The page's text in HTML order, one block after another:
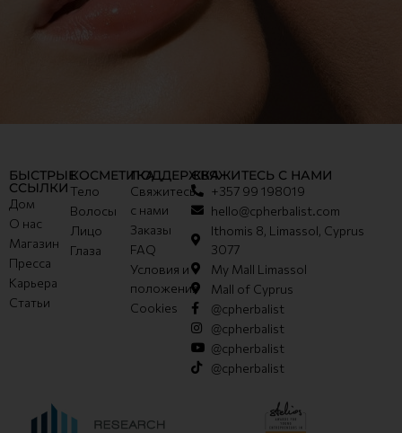
БЫСТРЫЕ
ССЫЛКИ
Дом
О нас
Магазин
Пресса
Карьера
Статьи
КОСМЕТИКА
Тело
Волосы
Лицо
Глаза
ПОДДЕРЖКА
Свяжитесь
с нами
Заказы
FAQ
Условия и
положения
Cookies
СВЯЖИТЕСЬ С НАМИ
+357 99 198019
hello@cpherbalist.com
Ithomis 8, Limassol, Cyprus
3077
My Mall Limassol
Mall of Cyprus
@cpherbalist
@cpherbalist
@cpherbalist
@cpherbalist